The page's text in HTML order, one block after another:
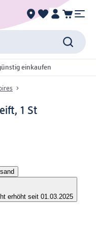
einkaufen
1 St
erhöht seit 01.03.2025